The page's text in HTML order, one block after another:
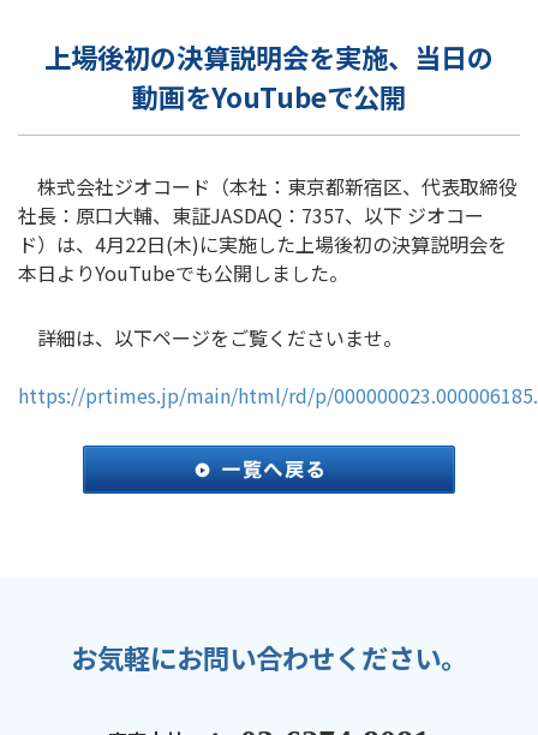
上場後初の決算説明会を実施、当日の
動画をYouTubeで公開
株式会社ジオコード（本社：東京都新宿区、代表取締役
社長：原口大輔、東証JASDAQ：7357、以下 ジオコー
ド）は、4月22日(木)に実施した上場後初の決算説明会を
本日よりYouTubeでも公開しました。
詳細は、以下ページをご覧くださいませ。
https://prtimes.jp/main/html/rd/p/
お気軽にお問い合わせください。